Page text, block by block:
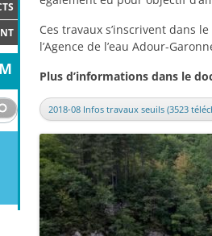
Ces travaux s’inscrivent dans
l’Agence de l’eau Adour-
Plus d’informations dans le
2018-08 Infos travaux seuils (3523